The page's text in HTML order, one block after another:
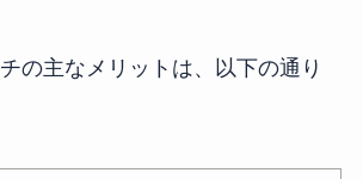
の主なメリットは、以下の通り